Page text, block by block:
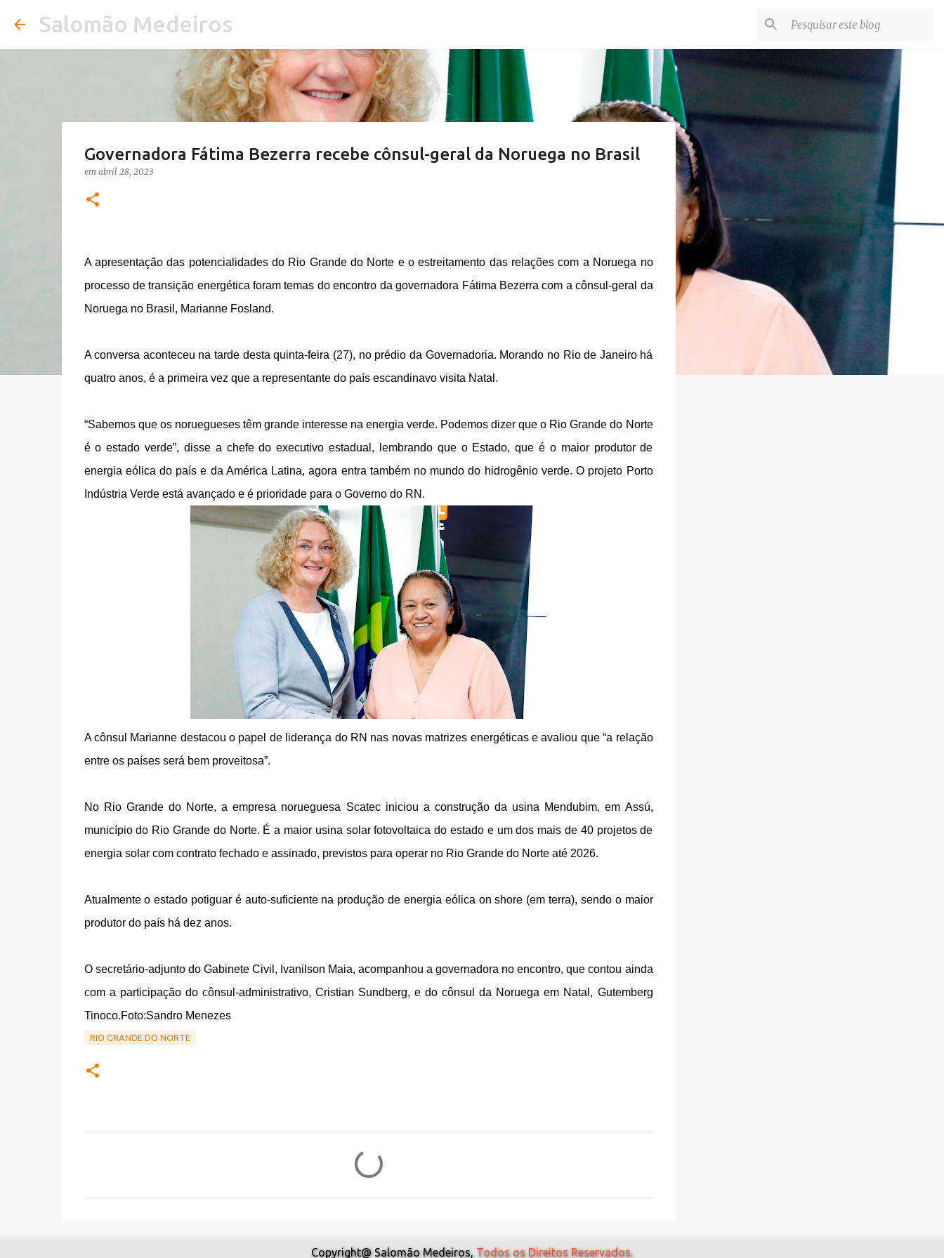
Salomão Medeiros
Governadora Fátima Bezerra recebe cônsul-geral da Noruega no Brasil
em abril 28, 2023
A apresentação das potencialidades do Rio Grande do Norte e o estreitamento das relações com a Noruega no
processo de transição energética foram temas do encontro da governadora Fátima Bezerra com a cônsul-geral da
Noruega no Brasil, Marianne Fosland.
A conversa aconteceu na tarde desta quinta-feira (27), no prédio da Governadoria. Morando no Rio de Janeiro há
quatro anos, é a primeira vez que a representante do país escandinavo visita Natal.
“Sabemos que os noruegueses têm grande interesse na energia verde. Podemos dizer que o Rio Grande do Norte
é o estado verde”, disse a chefe do executivo estadual, lembrando que o Estado, que é o maior produtor de
energia eólica do país e da América Latina, agora entra também no mundo do hidrogênio verde. O projeto Porto
Indústria Verde está avançado e é prioridade para o Governo do RN.
A cônsul Marianne destacou o papel de liderança do RN nas novas matrizes energéticas e avaliou que “a relação
entre os países será bem proveitosa”.
No Rio Grande do Norte, a empresa norueguesa Scatec iniciou a construção da usina Mendubim, em Assú,
município do Rio Grande do Norte. É a maior usina solar fotovoltaica do estado e um dos mais de 40 projetos de
energia solar com contrato fechado e assinado, previstos para operar no Rio Grande do Norte até 2026.
Atualmente o estado potiguar é auto-suficiente na produção de energia eólica on shore (em terra), sendo o maior
produtor do país há dez anos.
O secretário-adjunto do Gabinete Civil, Ivanilson Maia, acompanhou a governadora no encontro, que contou ainda
com a participação do cônsul-administrativo, Cristian Sundberg, e do cônsul da Noruega em Natal, Gutemberg
Tinoco.Foto:Sandro Menezes
RIO GRANDE DO NORTE
Copyright@ Salomão Medeiros, Todos os Direitos Reservados.